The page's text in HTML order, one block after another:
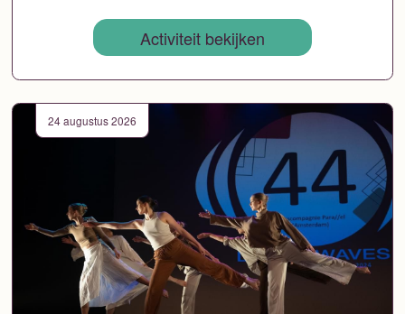
Activiteit bekijken
24 augustus 2026